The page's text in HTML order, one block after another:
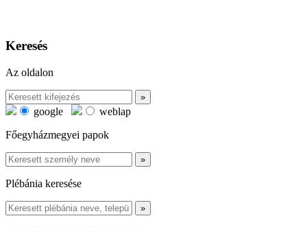
Keresés
Az oldalon
google
weblap
Főegyházmegyei papok
Plébánia keresése